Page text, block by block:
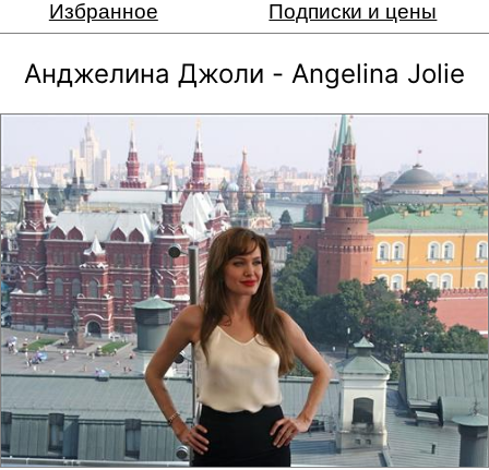
Избранное
Подписки и цены
Анджелина Джоли - Angelina Jolie